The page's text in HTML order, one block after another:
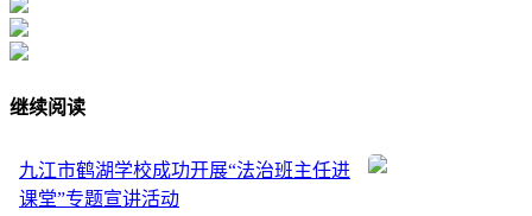
继续阅读
九江市鹤湖学校成功开展“法治班主任进
课堂”专题宣讲活动